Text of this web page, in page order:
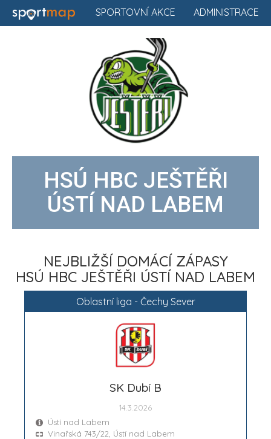
ADMINISTRACE
SPORTOVNÍ AKCE
HSÚ HBC JEŠTĚŘI
ÚSTÍ NAD LABEM
NEJBLIŽŠÍ DOMÁCÍ ZÁPASY
HSÚ HBC JEŠTĚŘI ÚSTÍ NAD LABEM
Oblastní liga - Čechy Sever
SK Dubí B
14.3.2026
Ústí nad Labem
Vinařská 743/22, Ústí nad Labem